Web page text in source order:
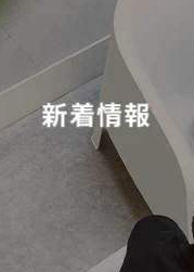
新着情報